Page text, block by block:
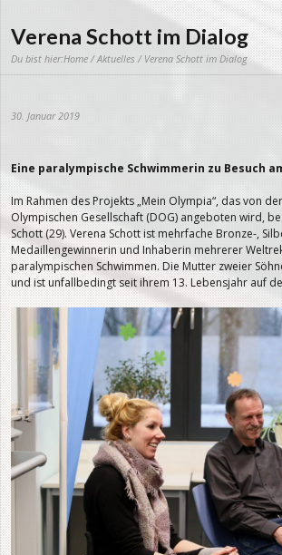
Verena Schott im Dialog
Du bist hier:Home/Aktuelles / Verena Schott im Dialog
30. Januar 2019
Eine paralympische Schwimmerin zu Besuch
Im Rahmen des Projekts „Mein Olympia“, das von
Olympischen Gesellschaft (DOG) angeboten wird,
Schott (29). Verena Schott ist mehrfache Bronze-,
Medaillengewinnerin und Inhaberin mehrerer
paralympischen Schwimmen. Die Mutter zweier
und ist unfallbedingt seit ihrem 13. Lebensjahr auf